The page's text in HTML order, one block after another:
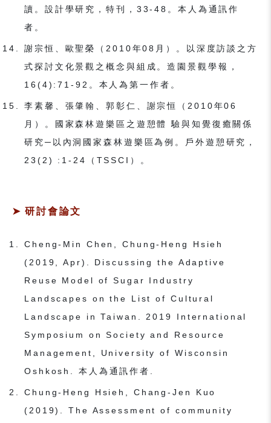
讀。設計學研究，特刊，33-48。本人為通訊作
者。
謝宗恒、歐聖榮（2010年08月）。以深度訪談之方
式探討文化景觀之概念與組成。造園景觀學報，
16(4):71-92。本人為第一作者。
李素馨、張肇翰、郭彰仁、謝宗恒（2010年06
月）。國家森林遊樂區之遊憩體 驗與知覺復癒關係
研究─以內洞國家森林遊樂區為例。戶外遊憩研究，
23(2) :1-24（TSSCI）。
研討會論文
Cheng-Min Chen, Chung-Heng Hsieh
(2019, Apr). Discussing the Adaptive
Reuse Model of Sugar Industry
Landscapes on the List of Cultural
Landscape in Taiwan. 2019 International
Symposium on Society and Resource
Management, University of Wisconsin
Oshkosh. 本人為通訊作者.
Chung-Heng Hsieh, Chang-Jen Kuo
(2019). The Assessment of community